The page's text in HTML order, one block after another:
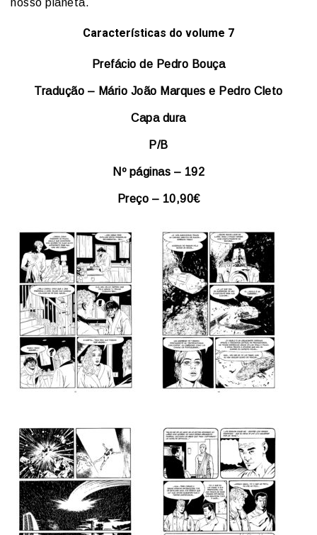
nosso planeta.
Características do volume 7
Prefácio de Pedro Bouça
Tradução – Mário João Marques e Pedro Cleto
Capa dura
P/B
Nº páginas – 192
Preço – 10,90€